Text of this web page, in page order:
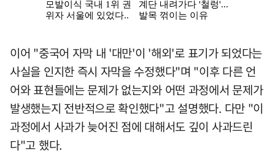
이어 "중국어 자막 내 '대만'이 '해외'로 표기가 되었다는
사실을 인지한 즉시 자막을 수정했다"며 "이후 다른 언
어와 표현들에는 문제가 없는지와 어떤 과정에서 문제가
발생했는지 전반적으로 확인했다"고 설명했다. 다만 "이
과정에서 사과가 늦어진 점에 대해서도 깊이 사과드린
다"고 했다.